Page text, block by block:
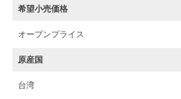
希望小売価格
オープンプライス
原産国
台湾